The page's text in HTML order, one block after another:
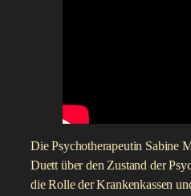
Die Psychotherapeutin Sabine
Duett über den Zustand der
die Rolle der Krankenkassen